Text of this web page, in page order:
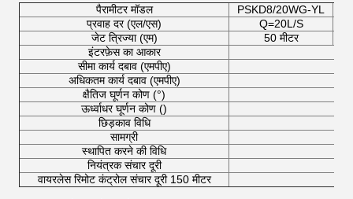
पैरामीटर मॉडल PSKD8/20WG-YL
प्रवाह दर (एल/एस)
Q=20L/S
जेट त्रिज्या (एम)
50 मीटर
इंटरफ़ेस का आकार
सीमा कार्य दबाव (एमपीए)
अधिकतम कार्य दबाव (एमपीए)
क्षैतिज घूर्णन कोण (°)
ऊर्ध्वाधर घूर्णन कोण ()
छिड़काव विधि
सामग्री
स्थापित करने की विधि
नियंत्रक संचार दूरी
वायरलेस रिमोट कंट्रोल संचार दूरी 150 मीटर